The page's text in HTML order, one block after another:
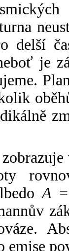
delší
je
A
emise